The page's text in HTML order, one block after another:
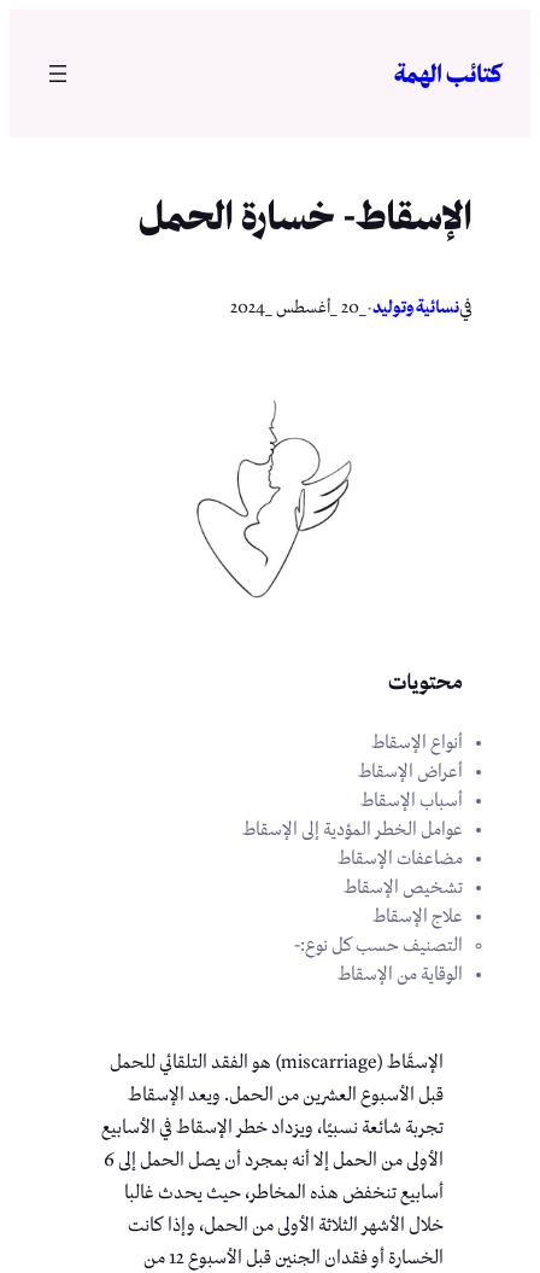
المحتوى
كتائب الهمة
الإسقاط- خسارة الحمل
فينسائية وتوليد·
محتويات
أنواع الإسقاط
أعراض الإسقاط
أسباب الإسقاط
عوامل الخطر المؤدية إلى الإسقاط
مضاعفات الإسقاط
تشخيص الإسقاط
علاج الإسقاط
التصنيف حسب كل نوع:-
الوقاية من الإسقاط
الإسقَاط (miscarriage) هو الفقد التلقائي للحمل
قبل الأسبوع العشرين من الحمل. ويعد الإسقاط
تجربة شائعة نسبيًا، ويزداد خطر الإسقاط في الأسابيع
الأولى من الحمل إلا أنه بمجرد أن يصل الحمل إلى 6
أسابيع تنخفض هذه المخاطر، حيث يحدث غالبا
خلال الأشهر الثلاثة الأولى من الحمل، وإذا كانت
الخسارة أو فقدان الجنين قبل الأسبوع 12 من